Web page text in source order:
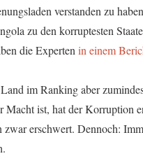
verstanden zu
zu den korruptesten
die Expertenin einem
im Ranking aber
Macht ist, hat der Korruption
zwar erschwert. Dennoch: